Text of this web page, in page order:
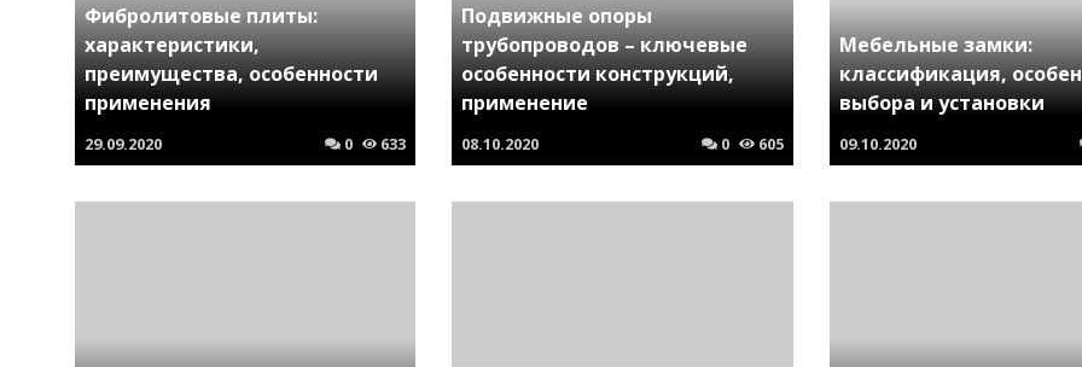
Фибролитовые плиты:
характеристики,
преимущества, особенности
применения
29.09.2020 0 633
Подвижные опоры
трубопроводов – ключевые
особенности конструкций,
применение
08.10.2020 0 605
Мебельные замки:
классификация,
выбора и установки
09.10.2020